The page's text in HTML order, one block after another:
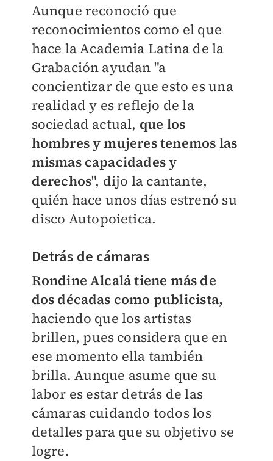
Aunque reconoció que
reconocimientos como el que
hace la Academia Latina de la
Grabación ayudan "a
concientizar de que esto es una
realidad y es reflejo de la
sociedad actual, que los
hombres y mujeres tenemos las
mismas capacidades y
derechos", dijo la cantante,
quién hace unos días estrenó su
disco Autopoietica.
Detrás de cámaras
Rondine Alcalá tiene más de
dos décadas como publicista,
haciendo que los artistas
brillen, pues considera que en
ese momento ella también
brilla.Aunque asume que su
labor es estar detrás de las
cámaras cuidando todos los
detalles para que su objetivo se
logre.